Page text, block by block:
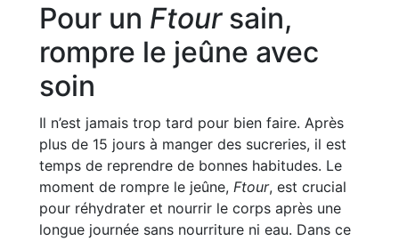
Pour un Ftoursain,
rompre le jeûne avec
soin
Il n’est jamais trop tard pour bien faire. Après
plus de 15 jours à manger des sucreries, il est
temps de reprendre de bonnes habitudes. Le
moment de rompre le jeûne, Ftour, est crucial
pour réhydrater et nourrir le corps après une
longue journée sans nourriture ni eau. Dans ce